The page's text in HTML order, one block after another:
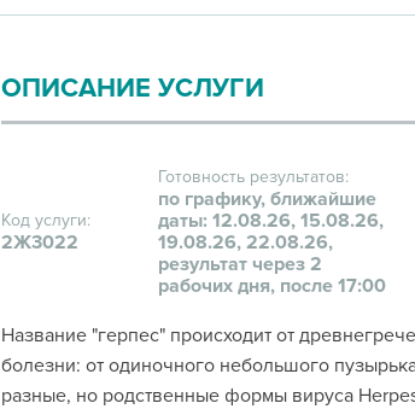
ОПИСАНИЕ УСЛУГИ
Код услуги:
2Ж3022
Готовность результатов:
по графику, ближайшие
даты: 12.08.26, 15.08.26,
19.08.26, 22.08.26,
результат через 2
рабочих дня, после 17:00
Название "герпес" происходит от
болезни: от одиночного небольшого
разные, но родственные формы вируса